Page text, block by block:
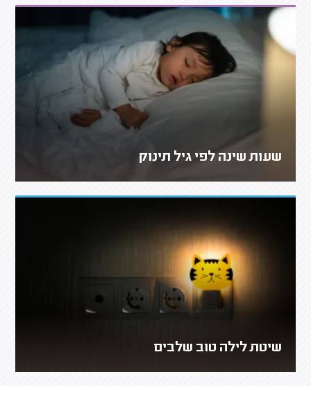
שעות שינה לפי גיל תינוק
שיטת לילה טוב שלבים